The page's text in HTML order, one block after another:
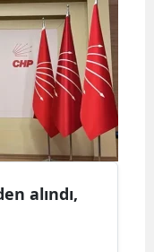
alındı,